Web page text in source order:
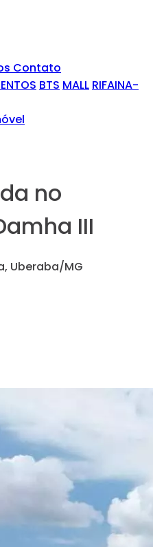
Contato
BTS MALL RIFAINA-
no
III
Uberaba/MG